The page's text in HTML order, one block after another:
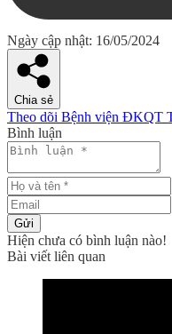
Ngày cập nhật: 16/05/2024
Chia sẻ
Theo dõi Bệnh viện ĐKQT
Bình luận
Gửi
Hiện chưa có bình luận nào!
Bài viết liên quan